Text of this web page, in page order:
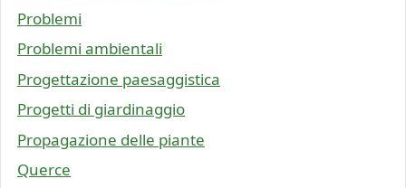
Problemi
Problemi ambientali
Progettazione paesaggistica
Progetti di giardinaggio
Propagazione delle piante
Querce